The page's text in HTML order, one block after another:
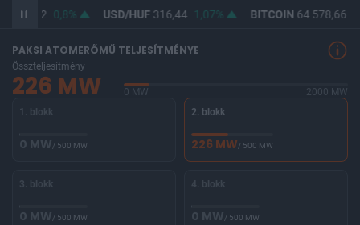
364,62 0,8% USD/HUF316,44 1,07% BITCOIN64 578,66
PAKSI ATOMERŐMŰ TELJESÍTMÉNYE
Összteljesítmény
226 MW 0 MW
2000 MW
1. blokk
0 MW/ 500 MW
2. blokk
226 MW/ 500 MW
3. blokk
0 MW/ 500 MW
4. blokk
0 MW/ 500 MW